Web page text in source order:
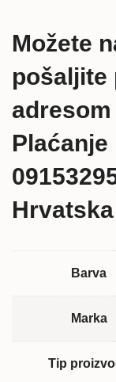
Možete
pošaljite
Plaćanje
Hrvatska
Barva
Marka
Tip